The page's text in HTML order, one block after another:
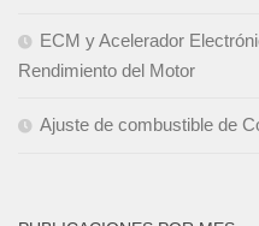
ECM y Acelerador
Rendimiento del Motor
Ajuste de combustible de